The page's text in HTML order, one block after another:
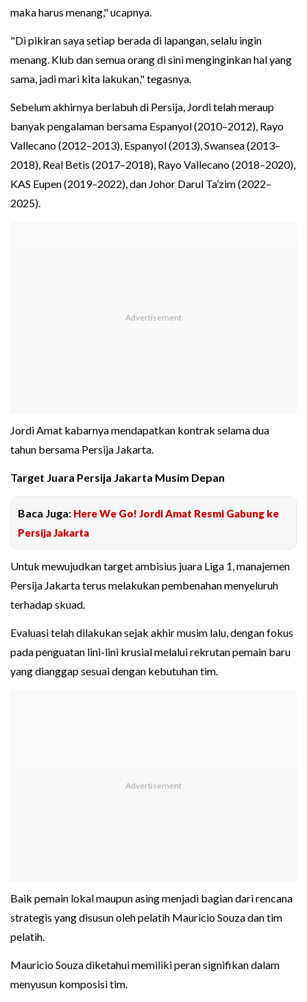
maka harus menang," ucapnya.
"Di pikiran saya setiap berada di lapangan, selalu ingin
menang. Klub dan semua orang di sini menginginkan hal yang
sama, jadi mari kita lakukan," tegasnya.
Sebelum akhirnya berlabuh di Persija, Jordi telah meraup
banyak pengalaman bersama Espanyol (2010–2012), Rayo
Vallecano (2012–2013), Espanyol (2013), Swansea (2013–
2018), Real Betis (2017–2018), Rayo Vallecano (2018–2020),
KAS Eupen (2019–2022), dan Johor Darul Ta’zim (2022–
2025).
Jordi Amat kabarnya mendapatkan kontrak selama dua
tahun bersama Persija Jakarta.
Target Juara Persija Jakarta Musim Depan
Baca Juga: Here We Go! Jordi Amat Resmi Gabung ke
Persija Jakarta
Untuk mewujudkan target ambisius juara Liga 1, manajemen
Persija Jakarta terus melakukan pembenahan menyeluruh
terhadap skuad.
Evaluasi telah dilakukan sejak akhir musim lalu, dengan fokus
pada penguatan lini-lini krusial melalui rekrutan pemain baru
yang dianggap sesuai dengan kebutuhan tim.
Baik pemain lokal maupun asing menjadi bagian dari rencana
strategis yang disusun oleh pelatih Mauricio Souza dan tim
pelatih.
Mauricio Souza diketahui memiliki peran signifikan dalam
menyusun komposisi tim.